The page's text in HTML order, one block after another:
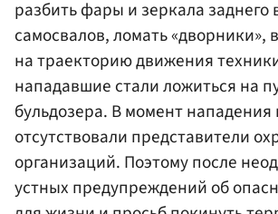
разбить фары и зеркала заднего
самосвалов, ломать «дворники»,
на траекторию движения
нападавшие стали ложиться на
бульдозера. В момент нападения
отсутствовали представители
организаций. Поэтому после
устных предупреждений об